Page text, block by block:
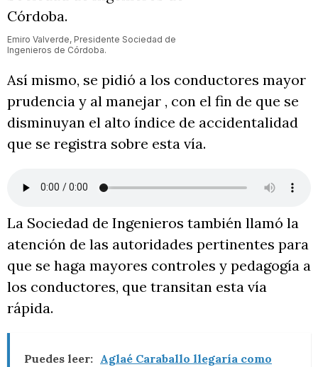
Emiro Valverde, Presidente Sociedad de
Ingenieros de Córdoba.
Así mismo, se pidió a los conductores mayor
prudencia y al manejar , con el fin de que se
disminuyan el alto índice de accidentalidad
que se registra sobre esta vía.
La Sociedad de Ingenieros también llamó la
atención de las autoridades pertinentes para
que se haga mayores controles y pedagogía a
los conductores, que transitan esta vía
rápida.
Puedes leer: Aglaé Caraballo llegaría como